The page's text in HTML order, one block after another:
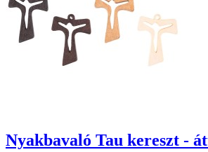
Nyakbavaló Tau kereszt -